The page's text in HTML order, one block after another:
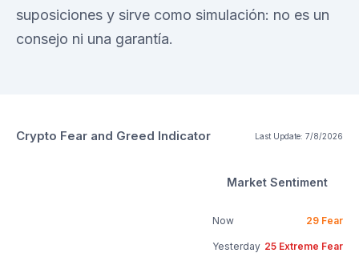
suposiciones y sirve como simulación: no es un
consejo ni una garantía.
Crypto Fear and Greed Indicator Last Update: 7/8/2026
Market Sentiment
Now 29 Fear
Yesterday 25 Extreme Fear